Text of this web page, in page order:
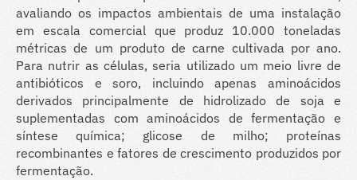
avaliando os impactos ambientais de uma instalação
em escala comercial que produz 10.000 toneladas
métricas de um produto de carne cultivada por ano.
Para nutrir as células, seria utilizado um meio livre de
antibióticos e soro, incluindo apenas aminoácidos
derivados principalmente de hidrolizado de soja e
suplementadas com aminoácidos de fermentação e
síntese química; glicose de milho; proteínas
recombinantes e fatores de crescimento produzidos por
fermentação.